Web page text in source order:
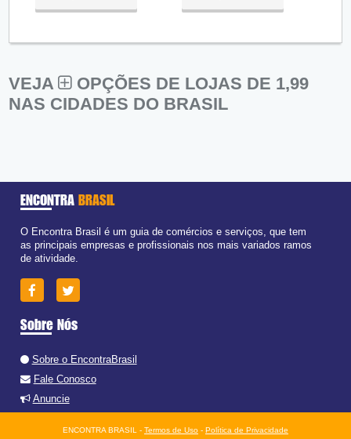
VEJA
OPÇÕES DE LOJAS DE 1,99
NAS CIDADES DO BRASIL
ENCONTRA BRASIL
O Encontra Brasil é um guia de comércios e serviços, que tem
as principais empresas e profissionais nos mais variados ramos
de atividade.
Sobre Nós
Sobre o EncontraBrasil
Fale Conosco
Anuncie
ENCONTRA BRASIL - Termos de Uso - Política de Privacidade